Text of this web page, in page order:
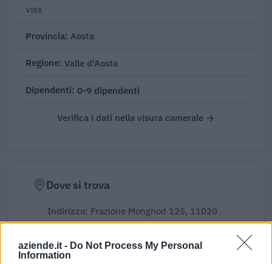
aziende.it - Do Not Process My Personal
Information
VIES
Provincia Aosta
Regione Valle d'Aosta
Dipendenti 0-9 dipendenti
Verifica i dati nella visura camerale →
Dove si trova
Indirizzo: Frazione Mongnod 125, 11020